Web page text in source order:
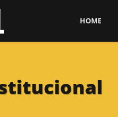
HOME